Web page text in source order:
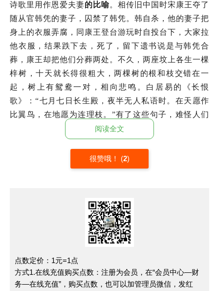
诗歌里用作恩爱夫妻的比喻。相传旧中国时宋康王夺了
随从官韩凭的妻子，囚禁了韩凭。韩自杀，他的妻子把
身上的衣服弄腐，同康王登台游玩时自投台下，大家拉
他衣服，结果跌下去，死了，留下遗书说是与韩凭合
葬，康王却把他们分葬两处。不久，两座坟上各生一棵
梓树，十天就长得很粗大，两棵树的根和枝交错在一
起，树上有鸳鸯一对，相向悲鸣。白居易的《长恨
歌》：“七月七日长生殿，夜半无人私语时。在天愿作
比翼鸟，在地愿为连理枝。”有了这些句子，难怪人们
把结婚称为“喜结连理”。
（含诙谐兼含鄙视意）。
形容男女小的时候天真无邪，也指幼小时
《左传·宣公三年》：“楚子伐陆浑之戎，
鼎之大小轻重焉。”三代以九鼎为传国宝，楚子问鼎，
有觊觎周室之意。后遂以问鼎比喻图谋帝王权位。
阅读全文
很赞哦！ (2)
点数定价：1元=1点
方式1.在线充值购买点数：注册为会员，在“会员中心—财
务—在线充值”，购买点数，也可以加管理员微信，发红